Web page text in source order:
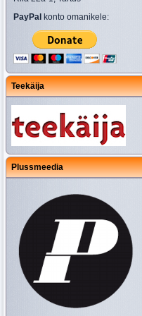
PayPal konto omanikele:
Teekäija
Plussmeedia